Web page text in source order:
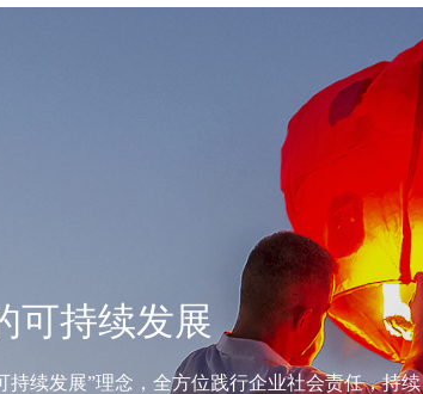
可持续发展
持续发展”理念，全方位践行企业社会责任，持续